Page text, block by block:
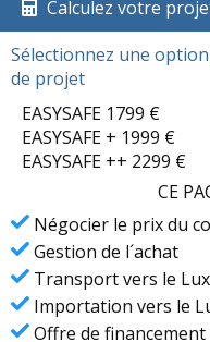
Calculez votre
Sélectionnez une
de projet
EASYSAFE 1799 €
EASYSAFE + 1999 €
EASYSAFE ++ 2299 €
CE
Négocier le prix du
Gestion de l´achat
Transport vers le
Importation vers le
Offre de